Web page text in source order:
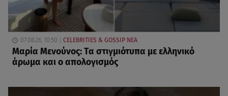
07.08.26, 10:50 CELEBRITIES & GOSSIP ΝΕΑ
Μαρία Μενούνος: Τα στιγμιότυπα με ελληνικό
άρωμα και ο απολογισμός